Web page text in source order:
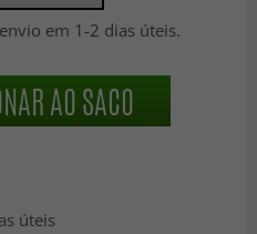
em 1-2 dias úteis.
AO SACO
úteis